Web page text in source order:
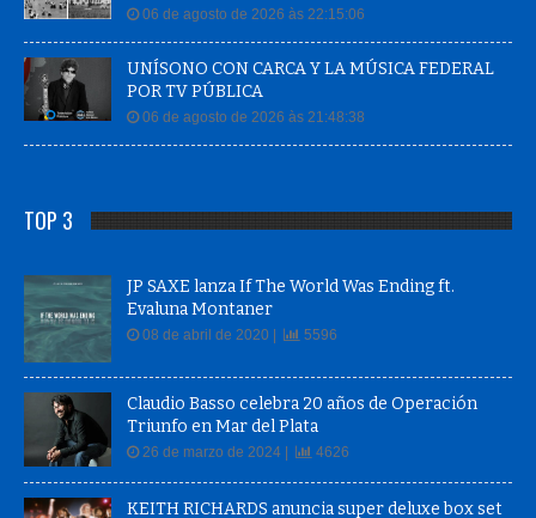
06 de agosto de 2026 às 22:15:06
UNÍSONO CON CARCA Y LA MÚSICA FEDERAL
POR TV PÚBLICA
06 de agosto de 2026 às 21:48:38
TOP 3
JP SAXE lanza If The World Was Ending ft.
Evaluna Montaner
08 de abril de 2020 | 5596
Claudio Basso celebra 20 años de Operación
Triunfo en Mar del Plata
26 de marzo de 2024 | 4626
KEITH RICHARDS anuncia super deluxe box set